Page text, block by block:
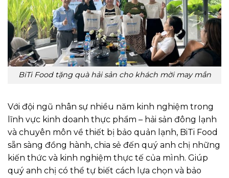
BiTi Food tặng quà hải sản cho khách mời may mắn
Với đội ngũ nhân sự nhiều năm kinh nghiệm trong
lĩnh vực kinh doanh thực phẩm – hải sản đông lạnh
và chuyên môn về thiết bị bảo quản lạnh, BiTi Food
sẵn sàng đồng hành, chia sẻ đến quý anh chị những
kiến thức và kinh nghiệm thực tế của mình. Giúp
quý anh chị có thể tự biết cách lựa chọn và bảo